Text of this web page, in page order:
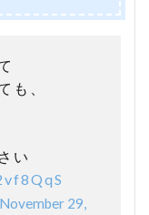
も、
い
November 29,